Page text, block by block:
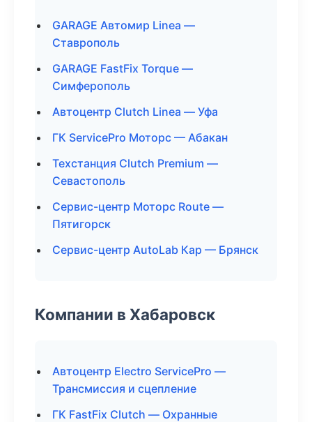
GARAGE Автомир Linea —
Ставрополь
GARAGE FastFix Torque —
Симферополь
Автоцентр Clutch Linea — Уфа
ГК ServicePro Моторс — Абакан
Техстанция Clutch Premium —
Севастополь
Сервис-центр Моторс Route —
Пятигорск
Сервис-центр AutoLab Кар — Брянск
Компании в Хабаровск
Автоцентр Electro ServicePro —
Трансмиссия и сцепление
ГК FastFix Clutch — Охранные